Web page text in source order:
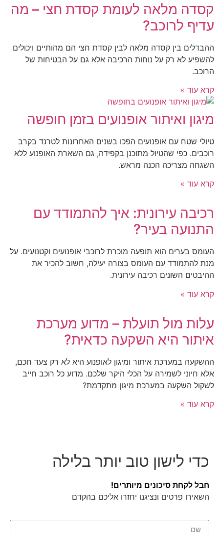
קסדה מלאה לעומת קסדת חצי – מה
עדיף לרוכב?
ההבדלים בין קסדה מלאה לבין קסדת חצי הם מהותיים ויכולים
להשפיע לא רק על נוחות הרכיבה אלא גם על הבטיחות של
הרוכב.
קרא עוד »
מיגון ואיתור אופנועים בזמן חופשה
טיולי שטח עם אופנועים הפכו בשנים האחרונות לטרנד בקרב
רוכבים. כפי שהטיול מתוכנן בקפידה, גם השארת האופנוע ללא
השגחה מצריכה הכנה מראש.
קרא עוד »
רכיבה עירונית: איך להתמודד עם
התנועה בעיר?
העומס בערים הוא תופעה מוכרת לרוכבי אופנועים וקטנועים. על
מנת להתמודד עם העומס בצורה יעילה, חשוב להכיר את
ההיבטים השונים רכיבה עירונית.
קרא עוד »
עלות מול תועלת – מדוע מערכת
איתור היא השקעה כדאית?
ההשקעה במערכת איתור ומיגון לאופנוע היא לא רק צעד חכם,
אלא חיוני לשמירה על הכלי היקר שלכם. מדוע כל רוכב חייב
לשקול השקעה במערכת מיגון מתקדמת?
קרא עוד »
כדי לישון טוב יותר בלילה
חבל לקחת סיכונים מיותרים!
השאירו פרטים ונציגנו יחזרו אליכם בהקדם